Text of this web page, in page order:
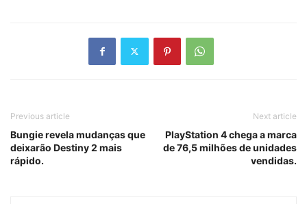
Previous article
Bungie revela mudanças que
deixarão Destiny 2 mais
rápido.
Next article
PlayStation 4 chega a marca
de 76,5 milhões de unidades
vendidas.